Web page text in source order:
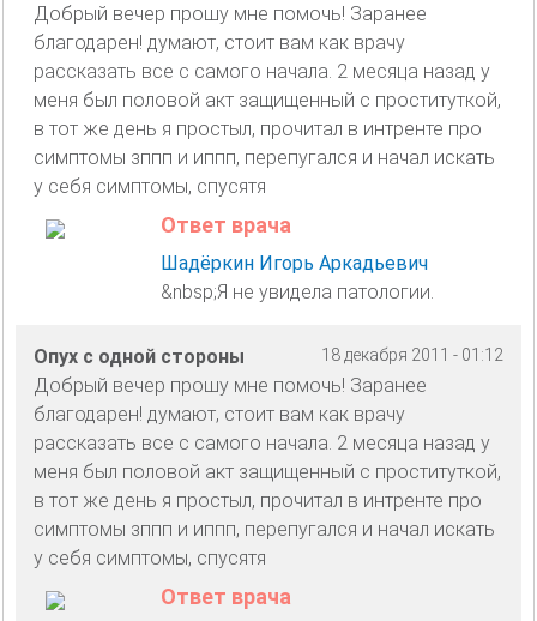
Добрый вечер прошу мне помочь! Заранее
благодарен! думают, стоит вам как врачу
рассказать все с самого начала. 2 месяца назад у
меня был половой акт защищенный с проституткой,
в тот же день я простыл, прочитал в интренте про
симптомы зппп и иппп, перепугался и начал искать
у себя симптомы, спусятя
Ответ врача
Шадёркин Игорь Аркадьевич
&nbsp;Я не увидела патологии.
18 декабря 2011 - 01:12
Опух с одной стороны
Добрый вечер прошу мне помочь! Заранее
благодарен! думают, стоит вам как врачу
рассказать все с самого начала. 2 месяца назад у
меня был половой акт защищенный с проституткой,
в тот же день я простыл, прочитал в интренте про
симптомы зппп и иппп, перепугался и начал искать
у себя симптомы, спусятя
Ответ врача